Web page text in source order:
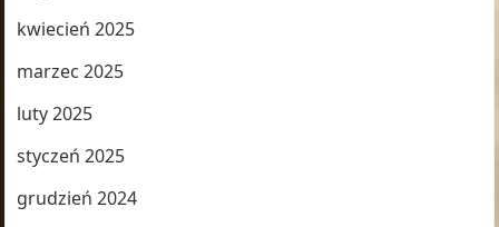
kwiecień 2025
marzec 2025
luty 2025
styczeń 2025
grudzień 2024